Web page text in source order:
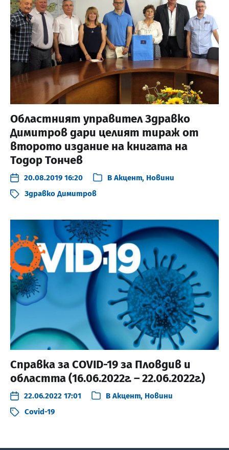
Областният управител Здравко
Димитров дари целият тираж от
второто издание на книгата на
Тодор Тончев
20.08.2019 16:20 В Акцент, Новини
Здравко Димитров
Справка за COVID-19 за Пловдив и
областта (16.06.2022г. – 22.06.2022г.)
22.06.2022 17:01 В Акцент, Новини
Covid-19